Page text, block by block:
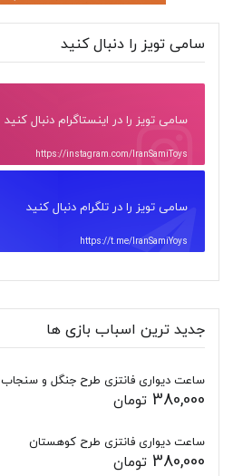
سامی تویز را دنبال کنید
سامی تویز را در اینستاگرام دنبال کنید
https://instagram.com/IranSamiToys
سامی تویز را در تلگرام دنبال کنید
https://t.me/IranSamiYoys
جدید ترین اسباب بازی ها
ساعت دیواری فانتزی طرح جنگل و سنجاب
380,000 تومان
ساعت دیواری فانتزی طرح کوهستان
380,000 تومان